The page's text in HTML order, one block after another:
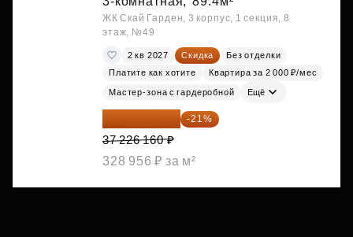
ЖК Скай Гарден, 3 корпус, 1 секция, 8
этаж, №49
2 кв 2027 Скидка
Без отделки
Платите как хотите
Квартира за 2 000 ₽/мес
Мастер-зона с гардеробной Ещё
29 408 666 ₽ -21%
37 226 160 ₽
328 956 ₽ за м²